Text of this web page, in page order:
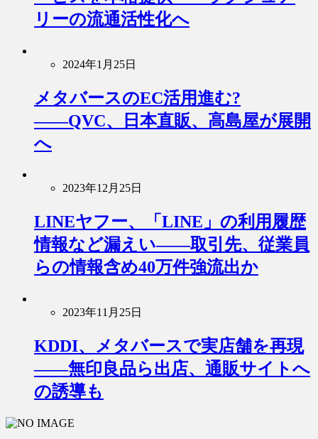
リーの流通活性化へ
2024年1月25日
メタバースのEC活用進む?
――QVC、日本直販、高島屋が展開
へ
2023年12月25日
LINEヤフー、「LINE」の利用履歴
情報など漏えい――取引先、従業員
らの情報含め40万件強流出か
2023年11月25日
KDDI、メタバースで実店舗を再現
――無印良品ら出店、通販サイトへ
の誘導も